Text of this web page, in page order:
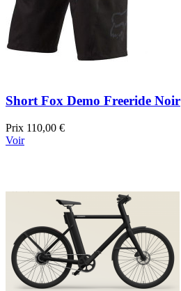
Short Fox Demo Freeride Noir
Prix 110,00 €
Voir